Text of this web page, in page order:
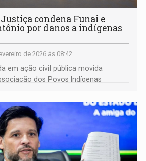
Justiça condena Funai e
por danos a indígenas
de 2026 às 08:42
em ação civil pública movida
dos Povos Indígenas